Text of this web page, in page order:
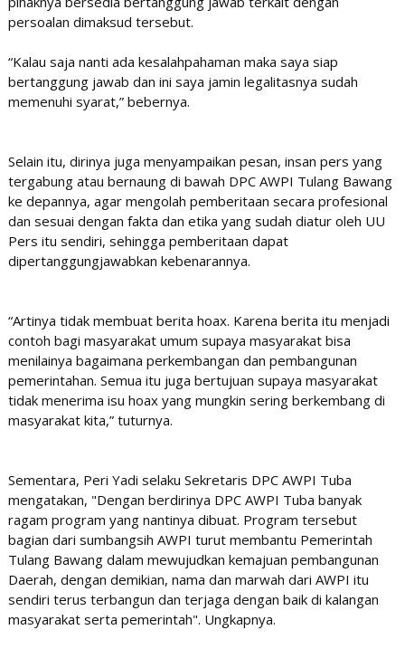
persoalan dimaksud tersebut.
“Kalau saja nanti ada kesalahpahaman maka saya siap
bertanggung jawab dan ini saya jamin legalitasnya sudah
memenuhi syarat,” bebernya.
Selain itu, dirinya juga menyampaikan pesan, insan pers yang
tergabung atau bernaung di bawah DPC AWPI Tulang Bawang
ke depannya, agar mengolah pemberitaan secara profesional
dan sesuai dengan fakta dan etika yang sudah diatur oleh UU
Pers itu sendiri, sehingga pemberitaan dapat
dipertanggungjawabkan kebenarannya.
“Artinya tidak membuat berita hoax. Karena berita itu menjadi
contoh bagi masyarakat umum supaya masyarakat bisa
menilainya bagaimana perkembangan dan pembangunan
pemerintahan. Semua itu juga bertujuan supaya masyarakat
tidak menerima isu hoax yang mungkin sering berkembang di
masyarakat kita,” tuturnya.
Sementara, Peri Yadi selaku Sekretaris DPC AWPI Tuba
mengatakan, "Dengan berdirinya DPC AWPI Tuba banyak
ragam program yang nantinya dibuat. Program tersebut
bagian dari sumbangsih AWPI turut membantu Pemerintah
Tulang Bawang dalam mewujudkan kemajuan pembangunan
Daerah, dengan demikian, nama dan marwah dari AWPI itu
sendiri terus terbangun dan terjaga dengan baik di kalangan
masyarakat serta pemerintah". Ungkapnya.